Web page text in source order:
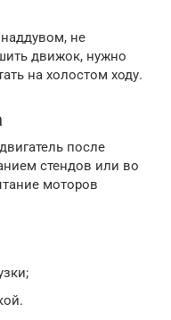
не
движок, нужно
на холостом ходу.
после
стендов или во
моторов